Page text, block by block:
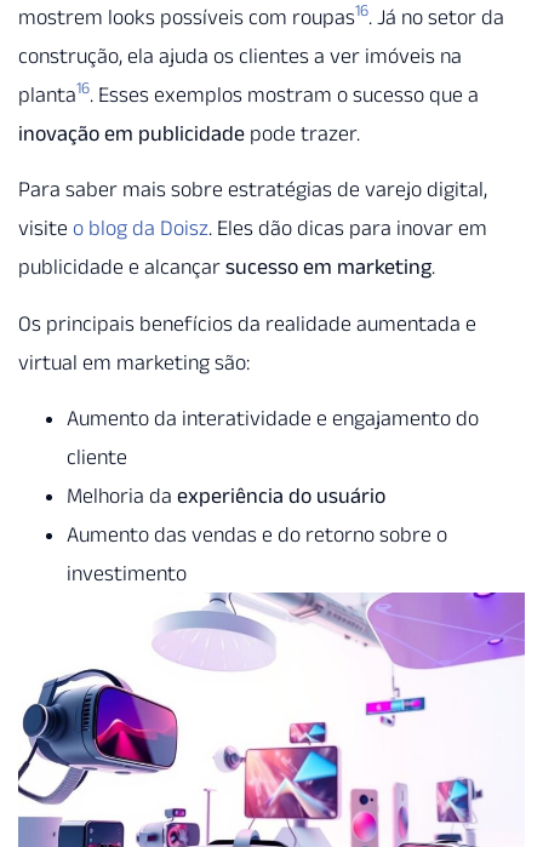
mostrem looks possíveis com roupas16. Já no setor da
construção, ela ajuda os clientes a ver imóveis na
planta16. Esses exemplos mostram o sucesso que a
inovação em publicidade pode trazer.
Para saber mais sobre estratégias de varejo digital,
visite o blog da Doisz. Eles dão dicas para inovar em
publicidade e alcançar sucesso em marketing.
Os principais benefícios da realidade aumentada e
virtual em marketing são:
Aumento da interatividade e engajamento do
cliente
Melhoria da experiência do usuário
Aumento das vendas e do retorno sobre o
investimento